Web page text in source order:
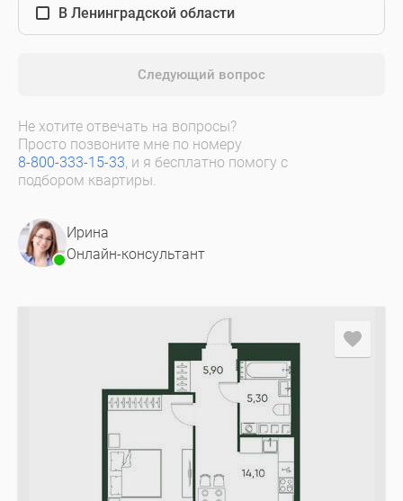
В Ленинградской области
Следующий вопрос
Не хотите отвечать на вопросы?
Просто позвоните мне по номеру
8-800-333-15-33, и я бесплатно помогу с
подбором квартиры.
Ирина
Онлайн-консультант